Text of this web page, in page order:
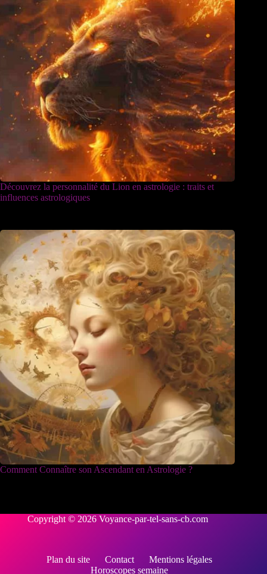
Découvrez la personnalité du Lion en astrologie : traits et
influences astrologiques
Comment Connaître son Ascendant en Astrologie ?
Copyright © 2026 Voyance-par-tel-sans-cb.com
Plan du site Contact
Mentions légales
Horoscopes semaine